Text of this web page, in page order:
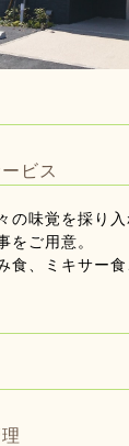
ビス
の味覚を採り
をご用意。
食、ミキサー